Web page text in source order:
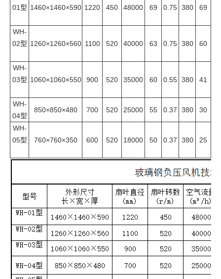
01型 1460×1460×590 1220 450 48000 69 0.75 380 69
WH-
02型 1260×1260×560 1100 520 40000 63 0.75 380 60
WH-
03型 1060×1060×550 900 520 35000 60 0.55 380 41
WH-
04型
850×850×480 700 520 25000 55 0.37 380 30
WH-
05型
760×760×350 600 520 18000 50 0.37 380 25